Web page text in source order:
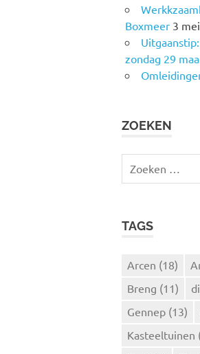
Boxmeer 3
zondag 29
ZOEKEN
e
TAGS
Arcen (18)
Breng (11)
Gennep (13)
Kasteeltuinen